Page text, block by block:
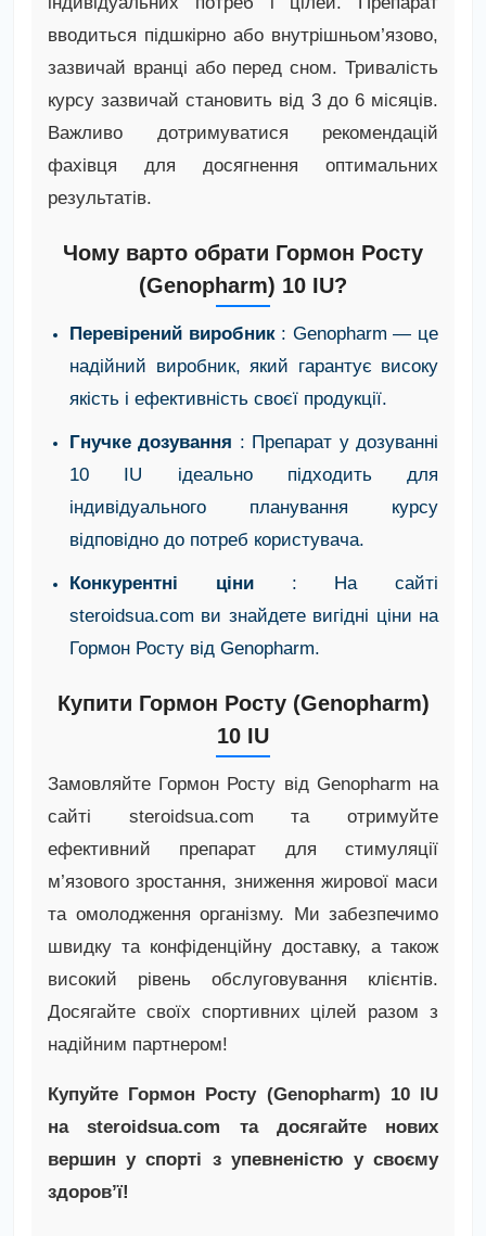
вводиться підшкірно або внутрішньом’язово,
зазвичай вранці або перед сном. Тривалість
курсу зазвичай становить від 3 до 6 місяців.
Важливо дотримуватися рекомендацій
фахівця для досягнення оптимальних
результатів.
Чому варто обрати Гормон Росту
(Genopharm) 10 IU?
Перевірений виробник : Genopharm — це
надійний виробник, який гарантує високу
якість і ефективність своєї продукції.
Гнучке дозування : Препарат у дозуванні
10 IU ідеально підходить для
індивідуального планування курсу
відповідно до потреб користувача.
Конкурентні ціни : На сайті
steroidsua.com ви знайдете вигідні ціни на
Гормон Росту від Genopharm.
Купити Гормон Росту (Genopharm)
10 IU
Замовляйте Гормон Росту від Genopharm на
сайті steroidsua.com та отримуйте
ефективний препарат для стимуляції
м’язового зростання, зниження жирової маси
та омолодження організму. Ми забезпечимо
швидку та конфіденційну доставку, а також
високий рівень обслуговування клієнтів.
Досягайте своїх спортивних цілей разом з
надійним партнером!
Купуйте Гормон Росту (Genopharm) 10 IU
на steroidsua.com та досягайте нових
вершин у спорті з упевненістю у своєму
здоров’ї!